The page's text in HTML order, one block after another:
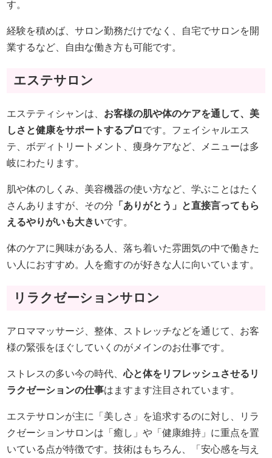
す。
経験を積めば、サロン勤務だけでなく、自宅でサロンを開
業するなど、自由な働き方も可能です。
エステサロン
エステティシャンは、 お客様の肌や体のケアを通して、美
しさと健康をサポートするプロです。フェイシャルエス
テ、ボディトリートメント、痩身ケアなど、メニューは多
岐にわたります。
肌や体のしくみ、美容機器の使い方など、学ぶことはたく
さんありますが、その分 「ありがとう」と直接言ってもら
えるやりがいも大きいです。
体のケアに興味がある人、落ち着いた雰囲気の中で働きた
い人におすすめ。人を癒すのが好きな人に向いています。
リラクゼーションサロン
アロママッサージ、整体、ストレッチなどを通じて、お客
様の緊張をほぐしていくのがメインのお仕事です。
ストレスの多い今の時代、心と体をリフレッシュさせるリ
ラクゼーションの仕事はますます注目されています。
エステサロンが主に「美しさ」を追求するのに対し、リラ
クゼーションサロンは「癒し」や「健康維持」に重点を置
いている点が特徴です。技術はもちろん、「安心感を与え